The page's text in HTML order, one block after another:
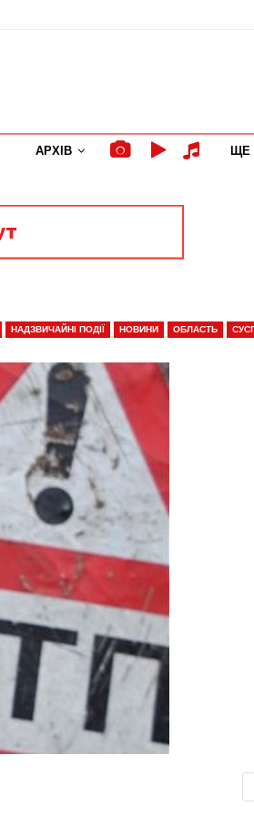
АРХІВ ЩЕ
НАДЗВИЧАЙНІ ПОДІЇ НОВИНИ ОБЛАСТЬ